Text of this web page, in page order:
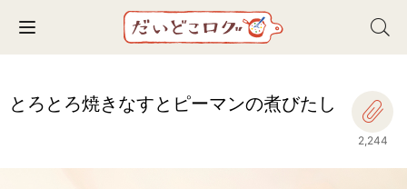
Toggle navigation
とろとろ焼きなすとピーマンの煮びたし
2,244